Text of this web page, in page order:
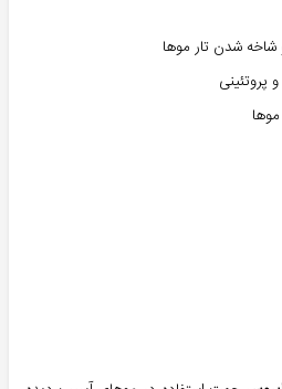
شدن تار موها
پروتئینی